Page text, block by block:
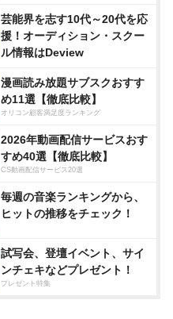
芸能界を志す10代～20代を応
援！オーディション・スクー
ル情報はDeview
漫画読み放題サブスクおすす
め11選【徹底比較】
オリコン顧客満足度ランキング
2026年動画配信サービスおす
すめ40選【徹底比較】
CS動画配信サービス20選
毎週の音楽ランキングから、
ヒットの推移をチェック！
試写会、登壇イベント、サイ
ンチェキなどプレゼント！
プレゼント特集